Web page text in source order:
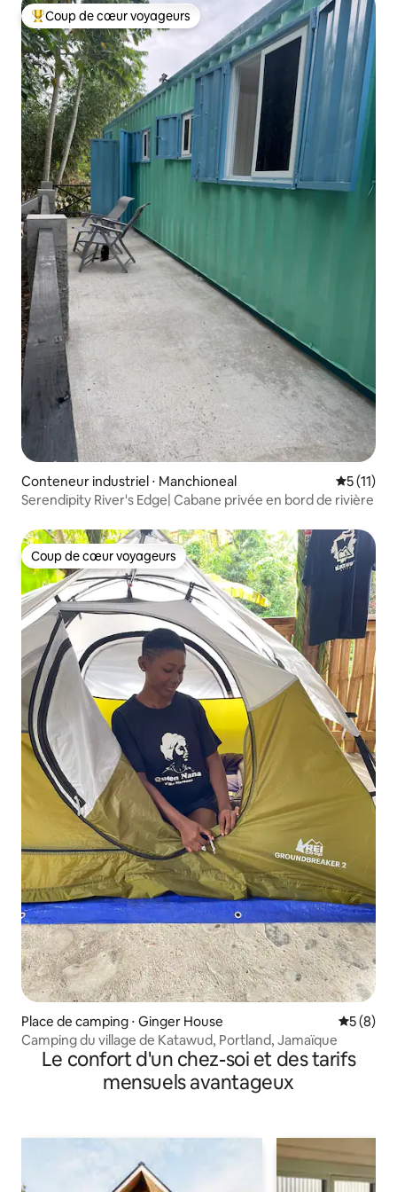
Coups de cœur voyageurs les plus appréciés
Coup de cœur voyageurs
Conteneur industriel ⋅ Manchioneal
5 (11)
Serendipity River's Edge| Cabane privée en bord de rivière
Coup de cœur voyageurs
Coup de cœur voyageurs
Place de camping ⋅ Ginger House
5 (8)
Camping du village de Katawud, Portland, Jamaïque
Le confort d'un chez-soi et des tarifs
mensuels avantageux